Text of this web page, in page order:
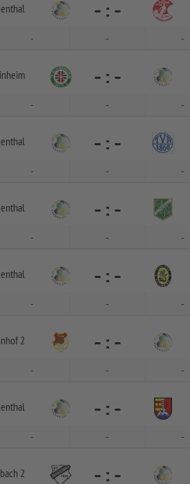
- : -
- - -
- : -
- - -
- : -
- - -
- : -
- - -
- : -
- - -
2 - : -
- - -
- : -
- - -
2 - : -